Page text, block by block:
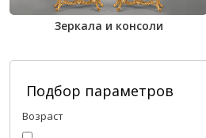
Зеркала и консоли
Подбор параметров
Возраст